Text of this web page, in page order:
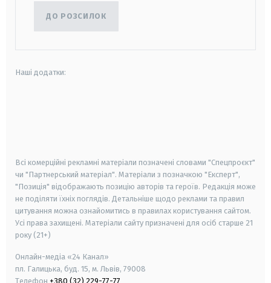
ДО РОЗСИЛОК
Наші додатки:
Всі комерційні рекламні матеріали позначені словами "Спецпроєкт"
чи "Партнерський матеріал". Матеріали з позначкою "Експерт",
"Позиція" відображають позицію авторів та героїв. Редакція може
не поділяти їхніх поглядів. Детальніше щодо реклами та правил
цитування можна ознайомитись в правилах користування сайтом.
Усі права захищені. Матеріали сайту призначені для осіб старше 21
року (21+)
Онлайн-медіа «24 Канал»
пл. Галицька, буд. 15, м. Львів, 79008
Телефон +380 (32) 229-77-77